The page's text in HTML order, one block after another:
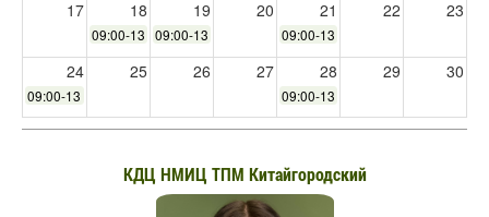
17 18 19 20 21 22 23
09:00-13:0009:00-13:00 09:00-13:00
24 25 26 27 28 29 30
09:00-13:00 09:00-13:00
31 1 2 3 4 5 6
КДЦ НМИЦ ТПМ Китайгородский